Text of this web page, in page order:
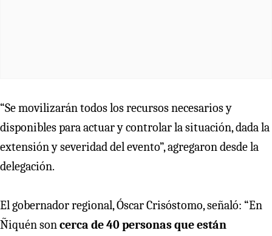
“Se movilizarán todos los recursos necesarios y
disponibles para actuar y controlar la situación, dada la
extensión y severidad del evento”, agregaron desde la
delegación.
El gobernador regional, Óscar Crisóstomo, señaló: “En
Ñiquén soncerca de 40 personas que están